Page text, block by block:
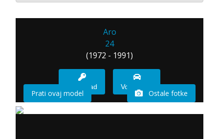
Aro
24
(1972 - 1991)
Imam sad Vozio sam
Prati ovaj model Ostale fotke